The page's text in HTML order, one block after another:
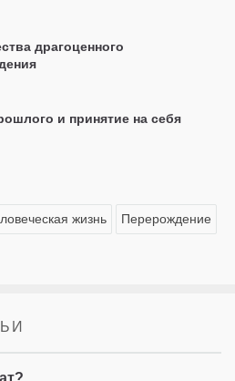
драгоценного
и принятие на себя
жизнь Перерождение